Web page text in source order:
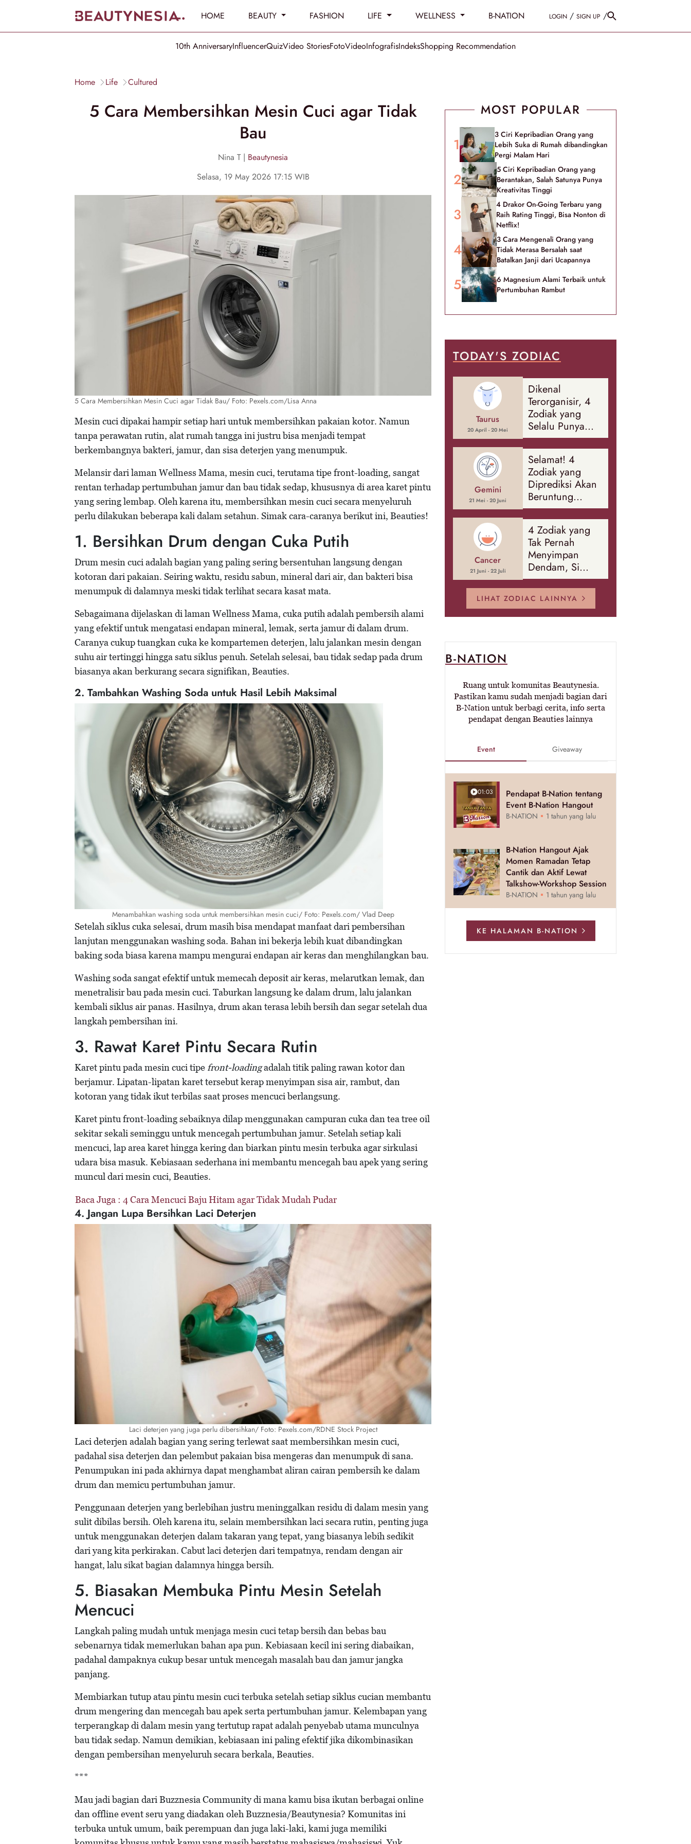
HOME BEAUTY FASHION LIFE WELLNESS B-NATION LOGIN / SIGN UP /
10th AnniversaryInfluencerQuizVideo StoriesFotoVideoInfografisIndeksShopping Recommendation
Home Life Cultured
5 Cara Membersihkan Mesin Cuci agar Tidak
Bau
Nina T | Beautynesia
Selasa, 19 May 2026 17:15 WIB
5 Cara Membersihkan Mesin Cuci agar Tidak Bau/ Foto: Pexels.com/Lisa Anna
Mesin cuci dipakai hampir setiap hari untuk membersihkan pakaian kotor. Namun
tanpa perawatan rutin, alat rumah tangga ini justru bisa menjadi tempat
berkembangnya bakteri, jamur, dan sisa deterjen yang menumpuk.
Melansir dari laman Wellness Mama, mesin cuci, terutama tipe front-loading, sangat
rentan terhadap pertumbuhan jamur dan bau tidak sedap, khususnya di area karet pintu
yang sering lembap. Oleh karena itu, membersihkan mesin cuci secara menyeluruh
perlu dilakukan beberapa kali dalam setahun. Simak cara-caranya berikut ini, Beauties!
1. Bersihkan Drum dengan Cuka Putih
Drum mesin cuci adalah bagian yang paling sering bersentuhan langsung dengan
kotoran dari pakaian. Seiring waktu, residu sabun, mineral dari air, dan bakteri bisa
menumpuk di dalamnya meski tidak terlihat secara kasat mata.
Sebagaimana dijelaskan di laman Wellness Mama, cuka putih adalah pembersih alami
yang efektif untuk mengatasi endapan mineral, lemak, serta jamur di dalam drum.
Caranya cukup tuangkan cuka ke kompartemen deterjen, lalu jalankan mesin dengan
suhu air tertinggi hingga satu siklus penuh. Setelah selesai, bau tidak sedap pada drum
biasanya akan berkurang secara signifikan, Beauties.
2. Tambahkan Washing Soda untuk Hasil Lebih Maksimal
Menambahkan washing soda untuk membersihkan mesin cuci/ Foto: Pexels.com/ Vlad Deep
Setelah siklus cuka selesai, drum masih bisa mendapat manfaat dari pembersihan
lanjutan menggunakan washing soda. Bahan ini bekerja lebih kuat dibandingkan
baking soda biasa karena mampu mengurai endapan air keras dan menghilangkan bau.
Washing soda sangat efektif untuk memecah deposit air keras, melarutkan lemak, dan
menetralisir bau pada mesin cuci. Taburkan langsung ke dalam drum, lalu jalankan
kembali siklus air panas. Hasilnya, drum akan terasa lebih bersih dan segar setelah dua
langkah pembersihan ini.
3. Rawat Karet Pintu Secara Rutin
Karet pintu pada mesin cuci tipefront-loadingadalah titik paling rawan kotor dan
berjamur. Lipatan-lipatan karet tersebut kerap menyimpan sisa air, rambut, dan
kotoran yang tidak ikut terbilas saat proses mencuci berlangsung.
Karet pintu front-loading sebaiknya dilap menggunakan campuran cuka dan tea tree oil
sekitar sekali seminggu untuk mencegah pertumbuhan jamur. Setelah setiap kali
mencuci, lap area karet hingga kering dan biarkan pintu mesin terbuka agar sirkulasi
udara bisa masuk. Kebiasaan sederhana ini membantu mencegah bau apek yang sering
muncul dari mesin cuci, Beauties.
Baca Juga : 4 Cara Mencuci Baju Hitam agar Tidak Mudah Pudar
4. Jangan Lupa Bersihkan Laci Deterjen
Laci deterjen yang juga perlu dibersihkan/ Foto: Pexels.com/RDNE Stock Project
Laci deterjen adalah bagian yang sering terlewat saat membersihkan mesin cuci,
padahal sisa deterjen dan pelembut pakaian bisa mengeras dan menumpuk di sana.
Penumpukan ini pada akhirnya dapat menghambat aliran cairan pembersih ke dalam
drum dan memicu pertumbuhan jamur.
Penggunaan deterjen yang berlebihan justru meninggalkan residu di dalam mesin yang
sulit dibilas bersih. Oleh karena itu, selain membersihkan laci secara rutin, penting juga
untuk menggunakan deterjen dalam takaran yang tepat, yang biasanya lebih sedikit
dari yang kita perkirakan. Cabut laci deterjen dari tempatnya, rendam dengan air
hangat, lalu sikat bagian dalamnya hingga bersih.
5. Biasakan Membuka Pintu Mesin Setelah
Mencuci
Langkah paling mudah untuk menjaga mesin cuci tetap bersih dan bebas bau
sebenarnya tidak memerlukan bahan apa pun. Kebiasaan kecil ini sering diabaikan,
padahal dampaknya cukup besar untuk mencegah masalah bau dan jamur jangka
panjang.
Membiarkan tutup atau pintu mesin cuci terbuka setelah setiap siklus cucian membantu
drum mengering dan mencegah bau apek serta pertumbuhan jamur. Kelembapan yang
terperangkap di dalam mesin yang tertutup rapat adalah penyebab utama munculnya
bau tidak sedap. Namun demikian, kebiasaan ini paling efektif jika dikombinasikan
dengan pembersihan menyeluruh secara berkala, Beauties.
***
Mau jadi bagian dari Buzznesia Community di mana kamu bisa ikutan berbagai online
dan offline event seru yang diadakan oleh Buzznesia/Beautynesia? Komunitas ini
terbuka untuk umum, baik perempuan dan juga laki-laki, kami juga memiliki
MOST POPULAR
3 Ciri Kepribadian Orang yang
Lebih Suka di Rumah dibandingkan
Pergi Malam Hari
5 Ciri Kepribadian Orang yang
Berantakan, Salah Satunya Punya
Kreativitas Tinggi
4 Drakor On-Going Terbaru yang
Raih Rating Tinggi, Bisa Nonton di
Netflix!
3 Cara Mengenali Orang yang
Tidak Merasa Bersalah saat
Batalkan Janji dari Ucapannya
6 Magnesium Alami Terbaik untuk
Pertumbuhan Rambut
TODAY'S ZODIAC
Taurus
20 April - 20 Mei
Dikenal
Terorganisir, 4
Zodiak yang
Selalu Punya
Rencana
Cadangan Soal
Banyak Hal
Gemini
21 Mei - 20 Juni
Selamat! 4
Zodiak yang
Diprediksi Akan
Beruntung
Sepanjang
Agustus 2026
Cancer
21 Juni - 22 Juli
4 Zodiak yang
Tak Pernah
Menyimpan
Dendam, Si
Paling Mudah
Memaafkan!
LIHAT ZODIAC LAINNYA
B-NATION
Ruang untuk komunitas Beautynesia.
Pastikan kamu sudah menjadi bagian dari
B-Nation untuk berbagi cerita, info serta
pendapat dengan Beauties lainnya
Event Giveaway
01:03
Pendapat B-Nation tentang
Event B-Nation Hangout
B-NATION 1 tahun yang lalu
B-Nation Hangout Ajak
Momen Ramadan Tetap
Cantik dan Aktif Lewat
Talkshow-Workshop Session
B-NATION 1 tahun yang lalu
KE HALAMAN B-NATION